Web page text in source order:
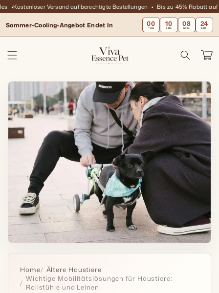
zum
Inhalt
Kostenloser Versand auf berechtigte Bestellungen Bis zu 45% Rabatt auf
Sommer-Cooling-Angebot Endet In 00
TAG
10
STD.
08
MIN.
23
SEK.
Home
Ältere Haustiere
Wichtige Mobilitätslösungen für Haustiere:
Rollstühle und Leinen